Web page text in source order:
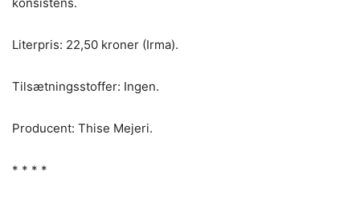
Literpris: 22,50 kroner (Irma).
Tilsætningsstoffer: Ingen.
Producent: Thise Mejeri.
* * * *